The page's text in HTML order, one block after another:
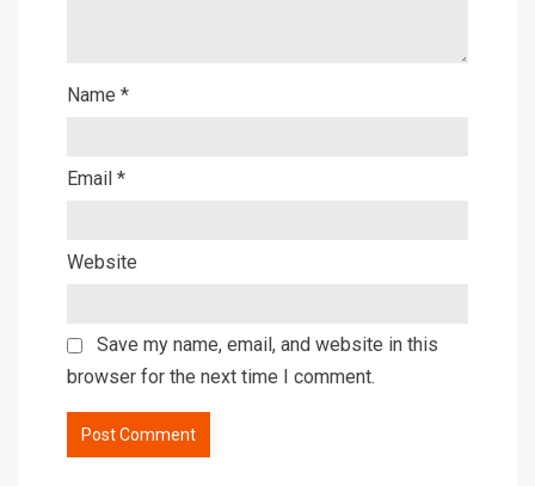
Name *
Email *
Website
Save my name, email, and website in this
browser for the next time I comment.